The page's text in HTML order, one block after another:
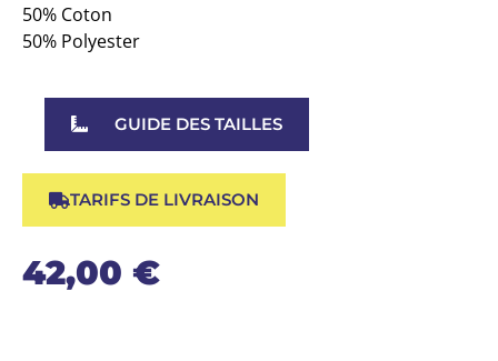
50% Coton
50% Polyester
GUIDE DES TAILLES
TARIFS DE LIVRAISON
42,00 €